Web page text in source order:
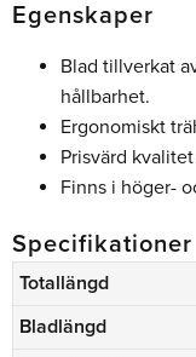
Egenskaper
Blad tillverkat
hållbarhet.
Ergonomiskt
Prisvärd
Finns i höger-
Specifikationer
Totallängd
Bladlängd